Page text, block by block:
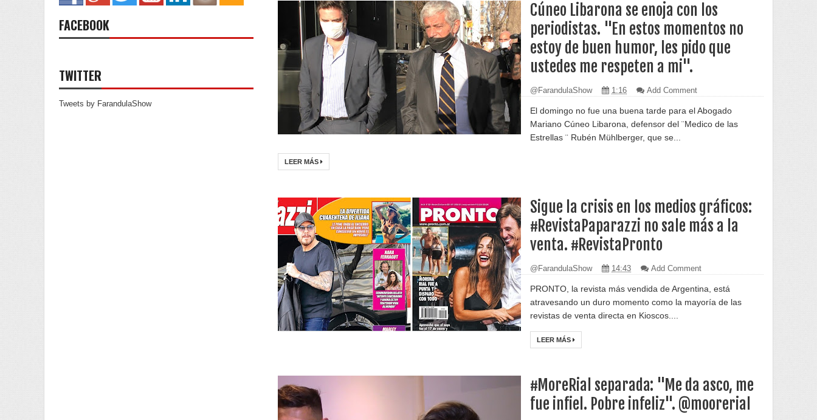
Cúneo Libarona se enoja con los
periodistas. "En estos momentos no
estoy de buen humor, les pido que
ustedes me respeten a mi".
@FarandulaShow 1:16 Add Comment
El domingo no fue una buena tarde para el Abogado
Mariano Cúneo Libarona, defensor del ¨Medico de las
Estrellas ¨ Rubén Mühlberger, que se...
LEER MÁS
Sigue la crisis en los medios gráficos:
#RevistaPaparazzi no sale más a la
venta. #RevistaPronto
@FarandulaShow 14:43 Add Comment
PRONTO, la revista más vendida de Argentina, está
atravesando un duro momento como la mayoría de las
revistas de venta directa en Kioscos....
LEER MÁS
#MoreRial separada: "Me da asco, me
FACEBOOK
TWITTER
Tweets by FarandulaShow